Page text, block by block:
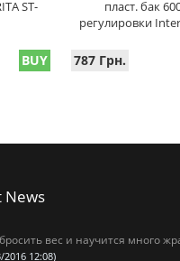
ST-
BUY
пласт. бак
регулировки
787 Грн.
News
вес и научится много
2016 12:08)